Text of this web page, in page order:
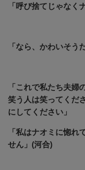
「呼び捨てじゃなく
「なら、かわいそう
「これで私たち夫婦
笑う人は笑ってくだ
にしてください」
「私はナオミに惚れ
せん」(河合)